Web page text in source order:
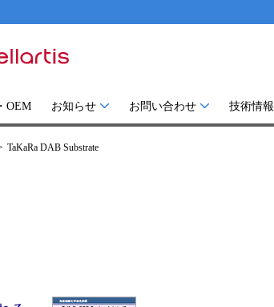
OEM お知らせ お問い合わせ 技術情報
TaKaRa DAB Substrate